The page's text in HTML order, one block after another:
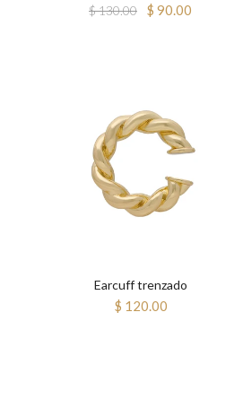
$ 130.00
$ 90.00
Earcuff trenzado
$ 120.00